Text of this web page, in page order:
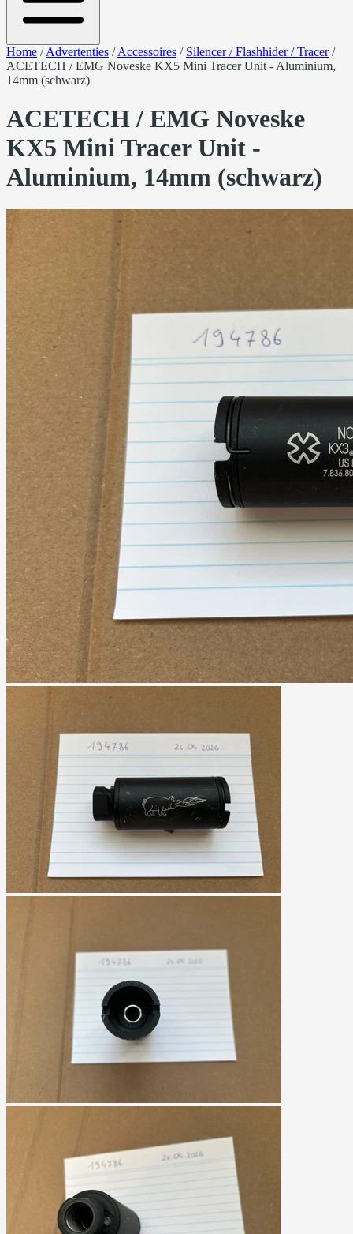
Home /Advertenties /Accessoires / Silencer / Flashhider / Tracer/
ACETECH / EMG Noveske KX5 Mini Tracer Unit - Aluminium,
14mm (schwarz)
ACETECH / EMG Noveske
KX5 Mini Tracer Unit -
Aluminium, 14mm (schwarz)